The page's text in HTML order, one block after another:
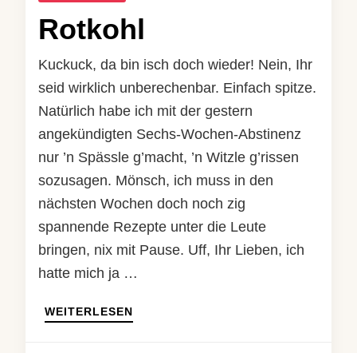
Rotkohl
Kuckuck, da bin isch doch wieder! Nein, Ihr
seid wirklich unberechenbar. Einfach spitze.
Natürlich habe ich mit der gestern
angekündigten Sechs-Wochen-Abstinenz
nur ’n Spässle g’macht, ’n Witzle g’rissen
sozusagen. Mönsch, ich muss in den
nächsten Wochen doch noch zig
spannende Rezepte unter die Leute
bringen, nix mit Pause. Uff, Ihr Lieben, ich
hatte mich ja …
WEITERLESEN